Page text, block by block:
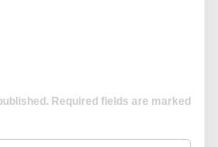
Required fields are marked